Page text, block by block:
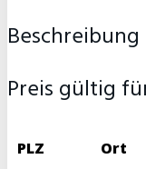
Beschreibung
Preis gültig
PLZ Ort